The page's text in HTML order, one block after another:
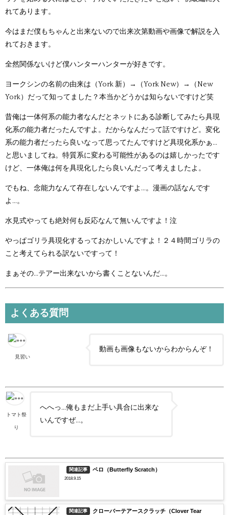
れてあります。
今はまだ僕もちゃんと出来ないので出来次第動画や画像で解説を入
れておきます。
全然関係ないけど僕ハンターハンターが好きです。
ヨークシンの名前の由来は（York 新）→（York New）→（New
York）だって知ってました？本当かどうかは知らないですけど笑
昔俺は一体何系の能力者なんだとネットにある診断してみたら具現
化系の能力者だったんですよ。だからなんだって話ですけど。変化
系の能力者だったら良いなって思ってたんですけど具現化系かぁ...
と思いましてね。特質系に変わる可能性があるのは嬉しかったです
けど、一体俺は何を具現化したら良いんだって考えましたよ。
でもね、念能力なんて存在しないんですよ...。漫画の話なんです
よ...。
水見式やっても絶対何も反応なんて無いんですよ！泣
やっぱゴリラ具現化するっておかしいんですよ！２４時間ゴリラの
こと考えてられる訳ないですって！
まぁその...テアー出来ないから書くことないんだ...。
よくある質問
見習い
動画も画像もないからわからんぞ！
トマト祭
り
へへっ...俺もまだ上手い具合に出来な
いんですぜ...。
関連記事 ペロ（Butterfly Scratch）
2018.9.15
関連記事
クローバーテアースクラッチ（Clover Tear